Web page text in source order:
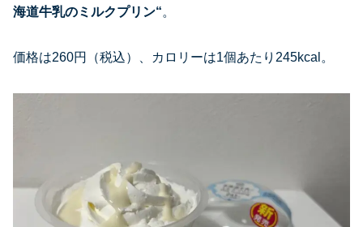
海道牛乳のミルクプリン“。
価格は260円（税込）、カロリーは1個あたり245kcal。